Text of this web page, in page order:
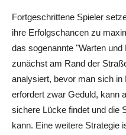
Fortgeschrittene Spieler
ihre Erfolgschancen zu
das sogenannte "Warten
zunächst am Rand der
analysiert, bevor man sich in
erfordert zwar Geduld, kann
sichere Lücke findet und die
kann. Eine weitere Strategie